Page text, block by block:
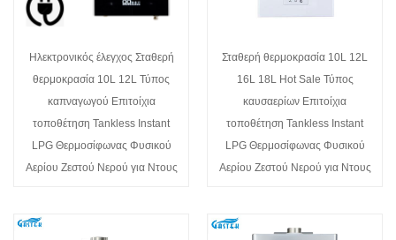
Ηλεκτρονικός έλεγχος Σταθερή
θερμοκρασία 10L 12L Τύπος
καπναγωγού Επιτοίχια
τοποθέτηση Tankless Instant
LPG Θερμοσίφωνας Φυσικού
Αερίου Ζεστού Νερού για Ντους
Σταθερή θερμοκρασία 10L 12L
16L 18L Hot Sale Τύπος
καυσαερίων Επιτοίχια
τοποθέτηση Tankless Instant
LPG Θερμοσίφωνας Φυσικού
Αερίου Ζεστού Νερού για Ντους